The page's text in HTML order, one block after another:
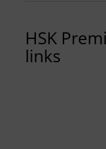
HSK
links